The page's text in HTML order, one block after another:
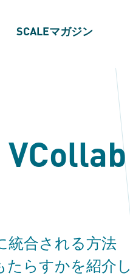
SCALEマガジン
統合される方法
らすかを紹介し